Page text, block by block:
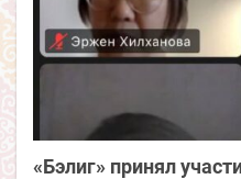
«Бэлиг» принял